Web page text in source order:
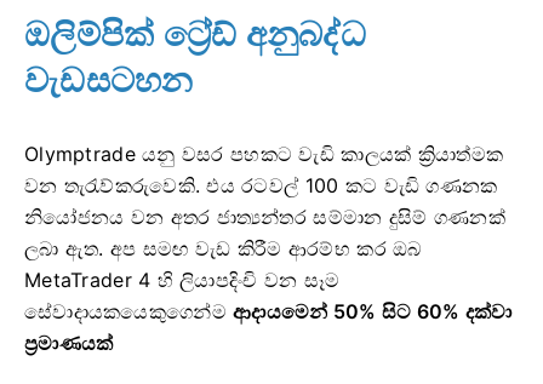
ඔලිම්පික් ට්‍රේඩ් අනුබද්ධ
වැඩසටහන
Olymptrade යනු වසර පහකට වැඩි කාලයක් ක්‍රියාත්මක
වන තැරැව්කරුවෙකි. එය රටවල් 100 කට වැඩි ගණනක
නියෝජනය වන අතර ජාත්‍යන්තර සම්මාන දුසිම් ගණනක්
ලබා ඇත. අප සමඟ වැඩ කිරීම ආරම්භ කරඔබ
MetaTrader 4 හි ලියාපදිංචි වන සෑම
සේවාදායකයෙකුගෙන්මආදායමෙන් 50% සිට 60% දක්වා
ප්‍රමාණයක්